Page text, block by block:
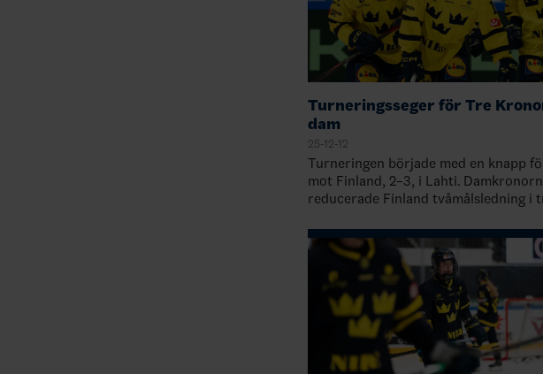
Turneringsseger för Tre
dam
25-12-12
Turneringen började med en knapp
mot Finland, 2–3, i Lahti.
reducerade Finland tvåmålsledning i
men nådde inte hela vägen fram.